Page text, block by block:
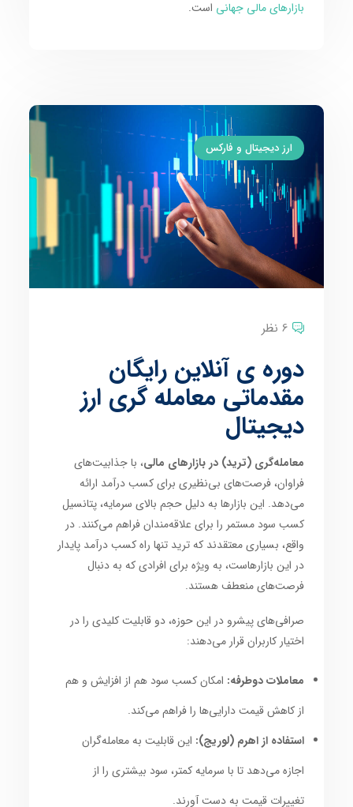
بازارهای مالی جهانی است.
ارز دیجیتال و فارکس
6 نظر
دوره ی آنلاین رایگان
مقدماتی معامله گری ارز
دیجیتال
معامله‌گری (ترید) در بازارهای مالی، با جذابیت‌های
فراوان، فرصت‌های بی‌نظیری برای کسب درآمد ارائه
می‌دهد. این بازارها به دلیل حجم بالای سرمایه، پتانسیل
کسب سود مستمر را برای علاقه‌مندان فراهم می‌کنند. در
واقع، بسیاری معتقدند که ترید تنها راه کسب درآمد پایدار
در این بازارهاست، به ویژه برای افرادی که به دنبال
فرصت‌های منعطف هستند.
صرافی‌های پیشرو در این حوزه، دو قابلیت کلیدی را در
اختیار کاربران قرار می‌دهند:
معاملات دوطرفه: امکان کسب سود هم از افزایش و هم
از کاهش قیمت دارایی‌ها را فراهم می‌کند.
استفاده از اهرم (لوریج): این قابلیت به معامله‌گران
اجازه می‌دهد تا با سرمایه کمتر، سود بیشتری را از
تغییرات قیمت به دست آورند.